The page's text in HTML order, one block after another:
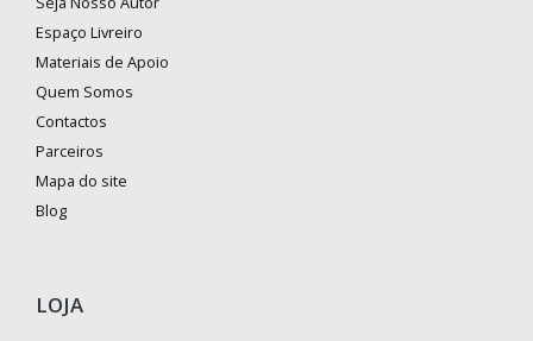
Espaço Livreiro
Materiais de Apoio
Quem Somos
Contactos
Parceiros
Mapa do site
Blog
LOJA